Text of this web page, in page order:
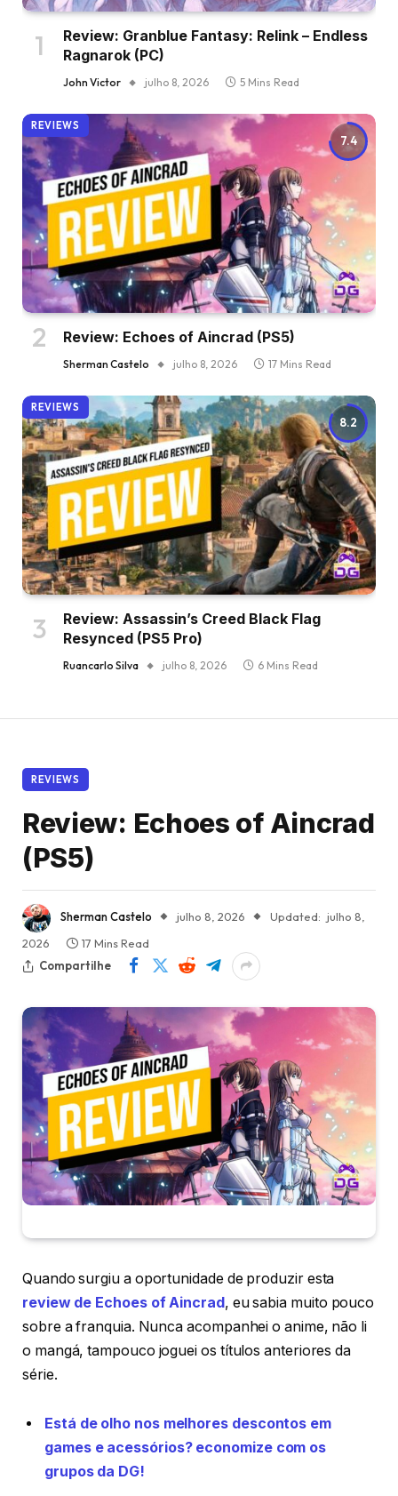
Review: Granblue Fantasy: Relink – Endless
Ragnarok (PC)
John Victor julho 8, 2026 5 Mins Read
7.4
REVIEWS
Review: Echoes of Aincrad (PS5)
Sherman Castelo julho 8, 2026 17 Mins Read
8.2
REVIEWS
Review: Assassin’s Creed Black Flag
Resynced (PS5 Pro)
Ruancarlo Silva julho 8, 2026 6 Mins Read
REVIEWS
Review: Echoes of Aincrad
(PS5)
Sherman Castelo julho 8, 2026 Updated: julho 8,
2026
17 Mins Read
Compartilhe
Quando surgiu a oportunidade de produzir esta
review de Echoes of Aincrad, eu sabia muito pouco
sobre a franquia. Nunca acompanhei o anime, não li
o mangá, tampouco joguei os títulos anteriores da
série.
Está de olho nos melhores descontos em
games e acessórios? economize com os
grupos da DG!